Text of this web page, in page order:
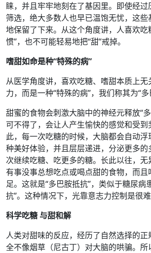
睐，并且牢牢地刻在了基因里。即使经
筛选，绝大多数人也早已温饱无忧，这
地保留了下来。从这个角度讲，人喜欢吃
惯”，也不可能轻易地把“甜”戒掉。
嗜甜如命是种“特殊的病”
从医学角度讲，喜欢吃糖、嗜甜本质上
力，而是一种“特殊的病”，我们称其为“多
甜蜜的食物会刺激大脑中的神经元释放“
可不得了，会让人产生愉快的感觉和受到
此，每一次吃糖的时候，大脑都会自动
种美好体验，并且层层递进，分泌更多
次继续吃糖、吃更多的糖。长此以往，无
有事没事总想吃点或喝点甜的食物，而
足。这就是“多巴胺抵抗”，类似于糖尿病
抗”。这种情况下，光靠意志力控制是很难
科学吃糖 与甜和解
人类对甜味的反应，经历了自然选择的
全不像烟草（尼古丁）对大脑的哄骗。所